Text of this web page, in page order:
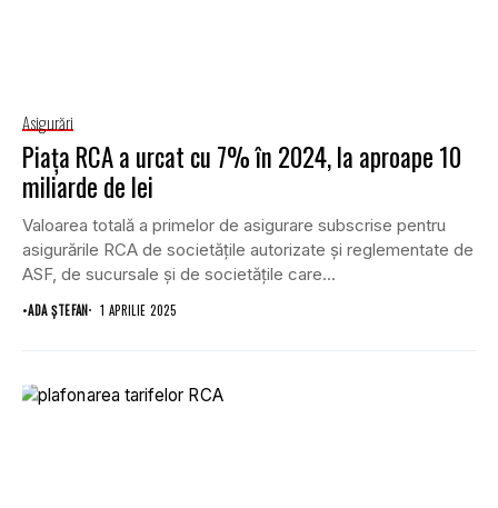
Asigurări
Piața RCA a urcat cu 7% în 2024, la aproape 10
miliarde de lei
Valoarea totală a primelor de asigurare subscrise pentru
asigurările RCA de societățile autorizate și reglementate de
ASF, de sucursale și de societățile care...
•ADA ȘTEFAN 1 APRILIE 2025